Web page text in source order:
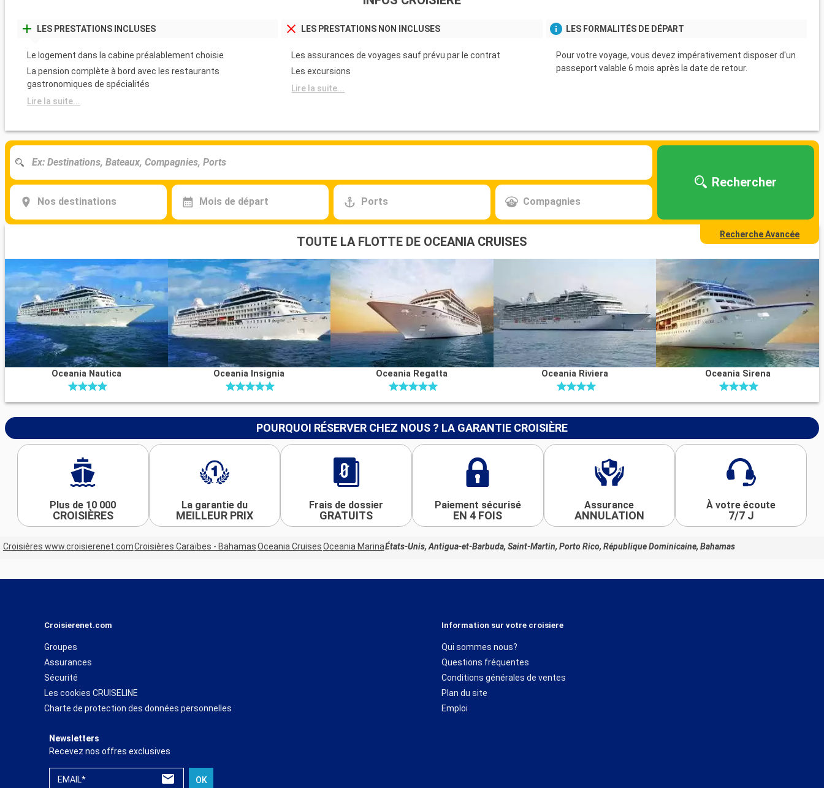
LES PRESTATIONS INCLUSES
Le logement dans la cabine préalablement choisie
La pension complète à bord avec les restaurants
gastronomiques de spécialités
Lire la suite...
LES PRESTATIONS NON INCLUSES
Les assurances de voyages sauf prévu par le contrat
Les excursions
Lire la suite...
LES FORMALITÉS DE DÉPART
Pour votre voyage, vous devez impérativement disposer d'un
passeport valable 6 mois après la date de retour.
Nos destinations Mois de départ Ports Compagnies
Rechercher
Recherche Avancée
TOUTE LA FLOTTE DE OCEANIA CRUISES
Oceania Nautica Oceania Insignia Oceania Regatta Oceania Riviera Oceania Sirena
POURQUOI RÉSERVER CHEZ NOUS ? LA GARANTIE CROISIÈRE
Plus de 10 000
CROISIÈRES
La garantie du
MEILLEUR PRIX
Frais de dossier
GRATUITS
Paiement sécurisé
EN 4 FOIS
Assurance
ANNULATION
À votre écoute
7/7 J
Croisières www.croisierenet.comCroisières Caraïbes - BahamasOceania CruisesOceania MarinaÉtats-Unis, Antigua-et-Barbuda, Saint-Martin, Porto Rico, République Dominicaine, Bahamas
Croisierenet.com
Groupes
Assurances
Sécurité
Les cookies CRUISELINE
Charte de protection des données personnelles
Information sur votre croisiere
Qui sommes nous?
Questions fréquentes
Conditions générales de ventes
Plan du site
Emploi
Newsletters
Recevez nos offres exclusives
EMAIL* OK